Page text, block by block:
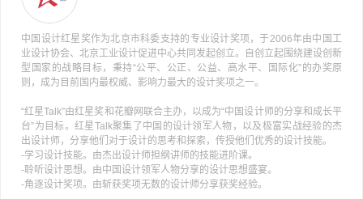
中国设计红星奖作为北京市科委支持的专业设计奖项，于2006年由中国工
业设计协会、北京工业设计促进中心共同发起创立。自创立起围绕建设创新
型国家的战略目标，秉持“公平、公正、公益、高水平、国际化”的办奖原
则，成为目前国内最权威、影响力最大的设计奖项之一。
“红星Talk”由红星奖和花瓣网联合主办，以成为“中国设计师的分享和成长平
台”为目标。红星Talk聚集了中国的设计领军人物，以及极富实战经验的杰
出设计师，分享他们对于设计的思考和探索，传授他们优秀的设计技能。
-学习设计技能。由杰出设计师担纲讲师的技能进阶课。
-聆听设计思想。由中国设计领军人物分享的设计思想盛宴。
-角逐设计奖项。由斩获奖项无数的设计师分享获奖经验。